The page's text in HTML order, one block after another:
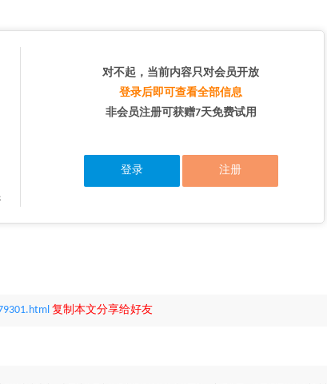
对不起，当前内容只对会员开放
登录后即可查看全部信息
非会员注册可获赠7天免费试用
登录 注册
复制本文分享给好友